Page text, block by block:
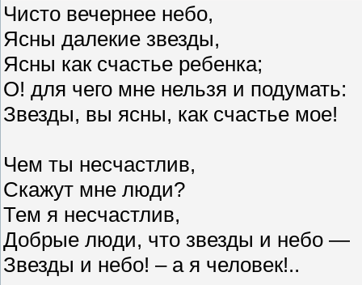
Чисто вечернее небо,
Ясны далекие звезды,
Ясны как счастье ребенка;
О! для чего мне нельзя и подумать:
Звезды, вы ясны, как счастье мое!
Чем ты несчастлив,
Скажут мне люди?
Тем я несчастлив,
Добрые люди, что звезды и небо —
Звезды и небо! – а я человек!..